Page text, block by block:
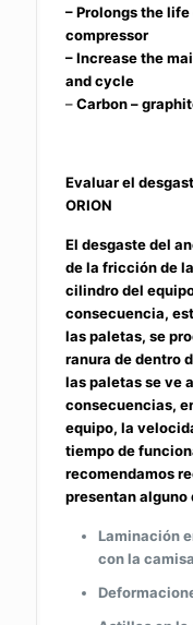
– Prolongs the
compressor
– Increase the
and cycle
–Carbon –
Evaluar el
ORION
El desgaste del
de la fricción de
cilindro del
consecuencia,
las paletas, se
ranura de dentro
las paletas se ve
consecuencias,
equipo, la
tiempo de
recomendamos
presentan alguno
Laminación
con la